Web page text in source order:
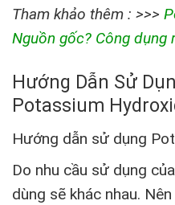
Tham khảo thêm : >>>
Nguồn gốc? Công dụng
Hướng Dẫn Sử
Potassium
Hướng dẫn sử dụng
Do nhu cầu sử dụng
dùng sẽ khác nhau.